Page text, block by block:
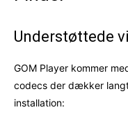
Understøttede
GOM Player kommer
codecs der dækker
installation: